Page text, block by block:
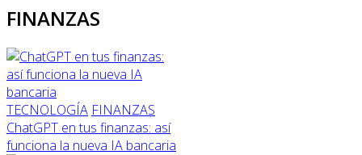
FINANZAS
TECNOLOGÍA FINANZAS
ChatGPT en tus finanzas: así
funciona la nueva IA bancaria